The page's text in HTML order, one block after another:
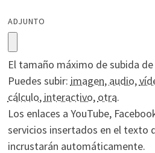
ADJUNTO
El tamaño máximo de subida
Puedes subir: imagen, audio,
cálculo, interactivo, otra.
Los enlaces a YouTube,
servicios insertados en el texto
incrustarán automáticamente.